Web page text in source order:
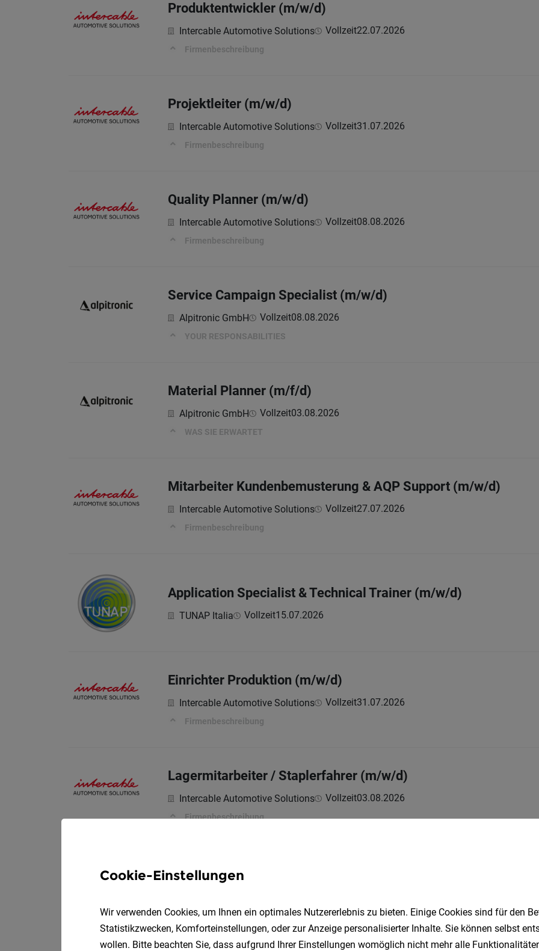
Produktentwickler (m/w/d)
Intercable Automotive Solutions Vollzeit22.07.2026
Firmenbeschreibung
Projektleiter (m/w/d)
Intercable Automotive Solutions Vollzeit31.07.2026
Firmenbeschreibung
Quality Planner (m/w/d)
Intercable Automotive Solutions Vollzeit08.08.2026
Firmenbeschreibung
Service Campaign Specialist (m/w/d)
Alpitronic GmbH Vollzeit08.08.2026
YOUR RESPONSABILITIES
Material Planner (m/f/d)
Alpitronic GmbH Vollzeit03.08.2026
WAS SIE ERWARTET
Mitarbeiter Kundenbemusterung & AQP Support (m/w/d)
Intercable Automotive Solutions Vollzeit27.07.2026
Firmenbeschreibung
Application Specialist & Technical Trainer (m/w/d)
TUNAP Italia Vollzeit15.07.2026
Einrichter Produktion (m/w/d)
Intercable Automotive Solutions Vollzeit31.07.2026
Firmenbeschreibung
Lagermitarbeiter / Staplerfahrer (m/w/d)
Intercable Automotive Solutions Vollzeit03.08.2026
Firmenbeschreibung
Mutterschaftsvertretung in Voll- und Teilzeit – Administrative
Intercable Automotive Solutions Vollzeit | Teilzeit | befristet 01.08.2026
Firmenbeschreibung
Cookie-Einstellungen
Wir verwenden Cookies, um Ihnen ein optimales Nutzererlebnis zu bieten. Einige Cookies sind für den
Statistikzwecken, Komforteinstellungen, oder zur Anzeige personalisierter Inhalte. Sie können selbst
wollen. Bitte beachten Sie, dass aufgrund Ihrer Einstellungen womöglich nicht mehr alle